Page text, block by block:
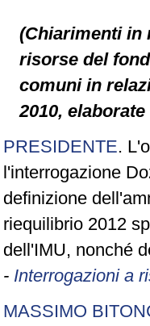
(Chiarimenti in
risorse del
comuni in
2010,
PRESIDENTE.
l'interrogazione
definizione
riequilibrio 2012
dell'IMU, nonché
- Interrogazioni a
MASSIMO